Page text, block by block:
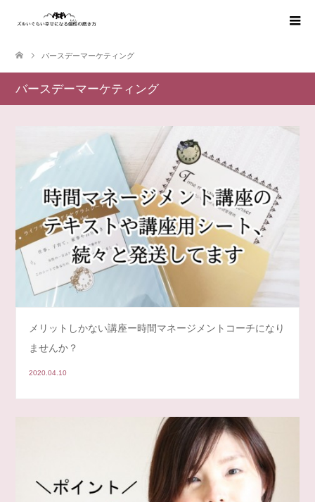
バースデーマーケティング
バースデーマーケティング
メリットしかない講座ー時間マネージメントコーチになり
ませんか？
2020.04.10